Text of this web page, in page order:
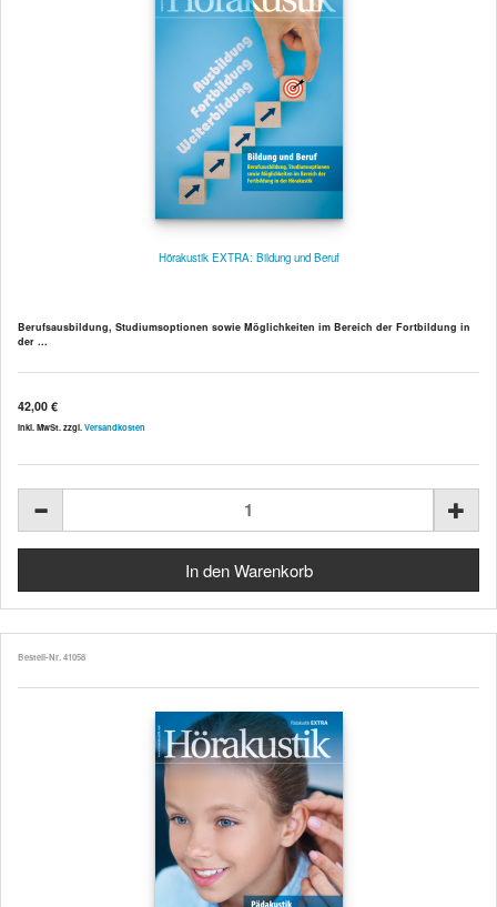
Hörakustik EXTRA: Bildung und Beruf
Berufsausbildung, Studiumsoptionen sowie Möglichkeiten im Bereich der Fortbildung in
der ...
42,00 €
inkl. MwSt. zzgl. Versandkosten
Bestell-Nr. 41058